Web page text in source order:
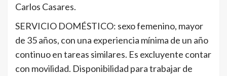
Carlos Casares.
SERVICIO DOMÉSTICO: sexo femenino, mayor
de 35 años, con una experiencia mínima de un año
continuo en tareas similares. Es excluyente contar
con movilidad. Disponibilidad para trabajar de